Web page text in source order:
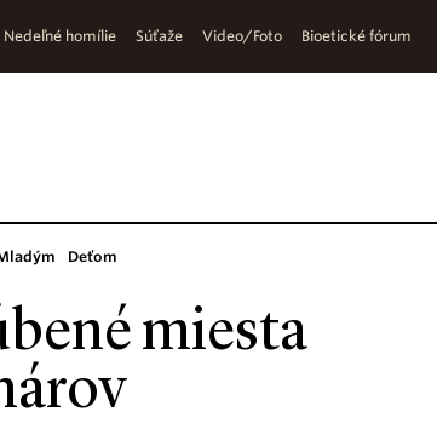
Nedeľné homílie Súťaže Video/Foto Bioetické fórum
Deťom
miesta